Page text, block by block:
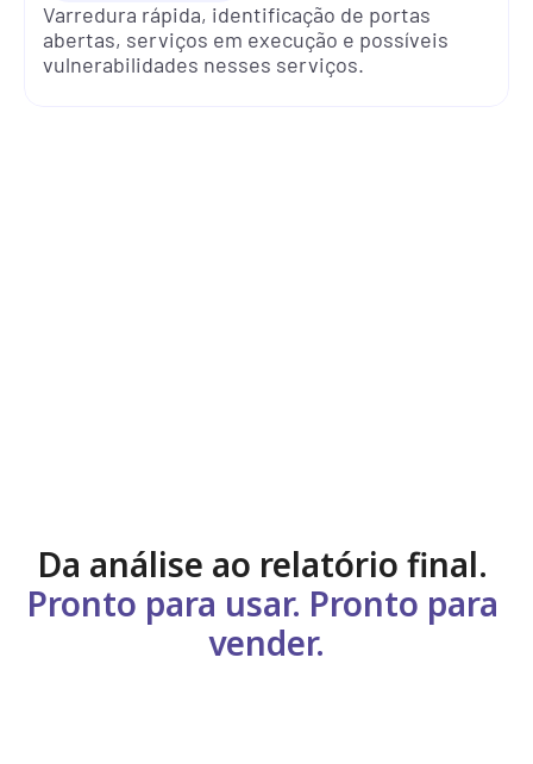
Varredura rápida, identificação de portas
abertas, serviços em execução e possíveis
vulnerabilidades nesses serviços.
Pronto para usar. Pronto para
vender.